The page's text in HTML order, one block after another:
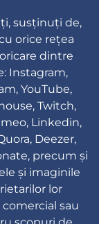
susținuți de,
orice rețea
dintre
Instagram,
YouTube,
Twitch,
Linkedin,
Deezer,
precum și
și imaginile
lor
sau
scopuri de